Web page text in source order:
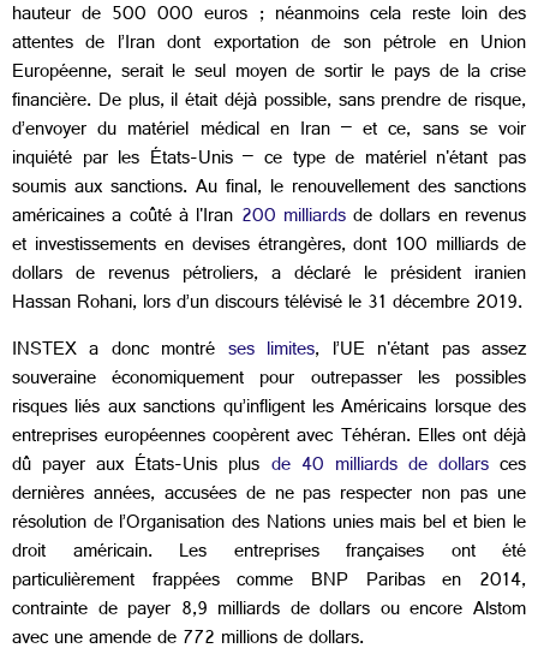
hauteur de 500 000 euros ; néanmoins cela reste loin des
attentes de l’Iran dont exportation de son pétrole en Union
Européenne, serait le seul moyen de sortir le pays de la crise
financière. De plus, il était déjà possible, sans prendre de risque,
d’envoyer du matériel médical en Iran – et ce, sans se voir
inquiété par les États-Unis – ce type de matériel n'étant pas
soumis aux sanctions. Au final, le renouvellement des sanctions
américaines a coûté à l'Iran 200 milliardsde dollars en revenus
et investissements en devises étrangères, dont 100 milliards de
dollars de revenus pétroliers, a déclaré le président iranien
Hassan Rohani, lors d’un discours télévisé le 31 décembre 2019.
INSTEX a donc montré ses limites, l’UE n'étant pas assez
souveraine économiquement pour outrepasser les possibles
risques liés aux sanctions qu’infligent les Américains lorsque des
entreprises européennes coopèrent avec Téhéran. Elles ont déjà
dû payer aux États-Unis plus de 40 milliards de dollarsces
dernières années, accusées de ne pas respecter non pas une
résolution de l’Organisation des Nations unies mais bel et bien le
droit américain. Les entreprises françaises ont été
particulièrement frappées comme BNP Paribas en 2014,
contrainte de payer 8,9 milliards de dollars ou encore Alstom
avec une amende de 772 millions de dollars.